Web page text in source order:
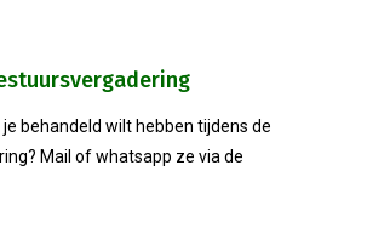
behandeld wilt hebben tijdens de
Mail of whatsapp ze via de